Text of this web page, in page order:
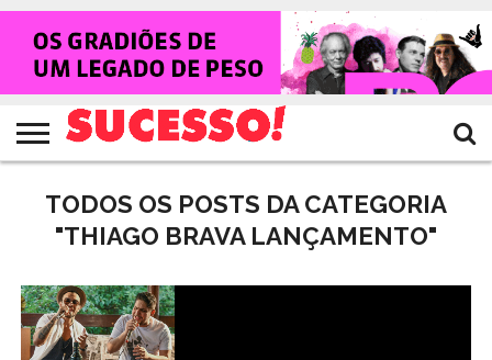
HOME
NOTÍCIAS
SHOWS
ENTREVISTAS
CLIQUES
RANKING
CROWLEY
TV
SUCESSO!
REVISTA
SUCESSO!
TODOS OS POSTS DA CATEGORIA
"THIAGO BRAVA LANÇAMENTO"